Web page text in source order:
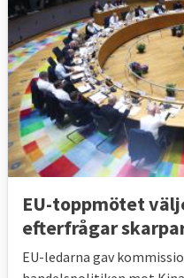
EU-toppmötet
efterfrågar
EU-ledarna gav